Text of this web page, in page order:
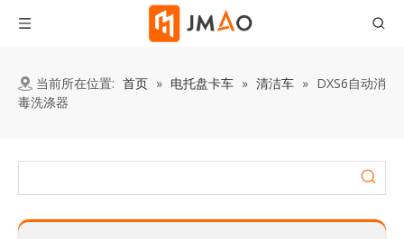
当前所在位置: 首页 » 电托盘卡车 » 清洁车 » DXS6自动消
毒洗涤器